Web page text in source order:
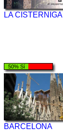
LA CISTERNIGA
50% Sí
BARCELONA